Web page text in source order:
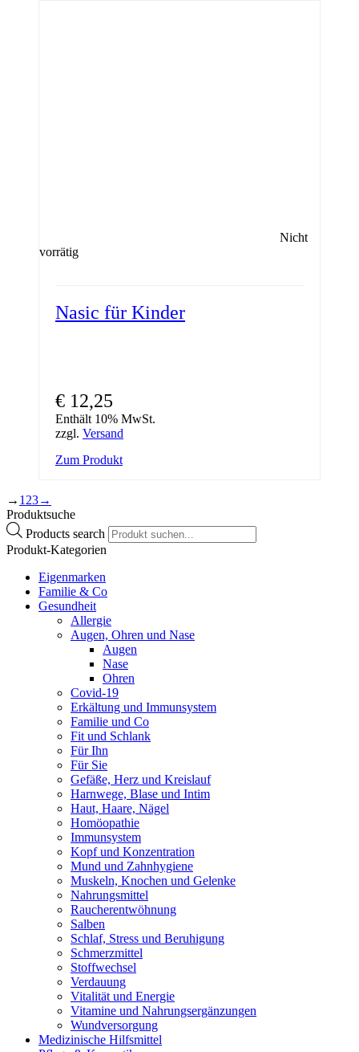
Nicht
vorrätig
Nasic für Kinder
€ 12,25
Enthält 10% MwSt.
zzgl. Versand
Zum Produkt
→ 1 23→
Produktsuche
Products search
Produkt-Kategorien
Eigenmarken
Familie & Co
Gesundheit
Allergie
Augen, Ohren und Nase
Augen
Nase
Ohren
Covid-19
Erkältung und Immunsystem
Familie und Co
Fit und Schlank
Für Ihn
Für Sie
Gefäße, Herz und Kreislauf
Harnwege, Blase und Intim
Haut, Haare, Nägel
Homöopathie
Immunsystem
Kopf und Konzentration
Mund und Zahnhygiene
Muskeln, Knochen und Gelenke
Nahrungsmittel
Raucherentwöhnung
Salben
Schlaf, Stress und Beruhigung
Schmerzmittel
Stoffwechsel
Verdauung
Vitalität und Energie
Vitamine und Nahrungsergänzungen
Wundversorgung
Medizinische Hilfsmittel